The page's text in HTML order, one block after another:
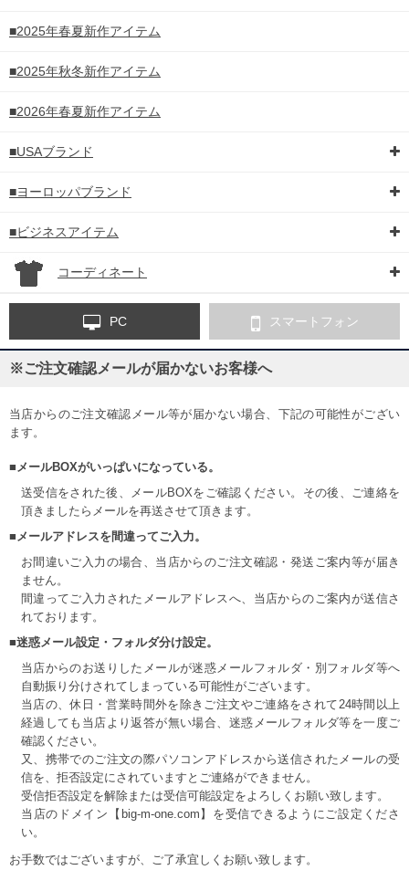
■2025年春夏新作アイテム
■2025年秋冬新作アイテム
■2026年春夏新作アイテム
■USAブランド
■ヨーロッパブランド
■ビジネスアイテム
コーディネート
PC スマートフォン
※ご注文確認メールが届かないお客様へ
当店からのご注文確認メール等が届かない場合、下記の可能性がござい
ます。
■メールBOXがいっぱいになっている。
送受信をされた後、メールBOXをご確認ください。その後、ご連絡を
頂きましたらメールを再送させて頂きます。
■メールアドレスを間違ってご入力。
お間違いご入力の場合、当店からのご注文確認・発送ご案内等が届き
ません。
間違ってご入力されたメールアドレスへ、当店からのご案内が送信さ
れております。
■迷惑メール設定・フォルダ分け設定。
当店からのお送りしたメールが迷惑メールフォルダ・別フォルダ等へ
自動振り分けされてしまっている可能性がございます。
当店の、休日・営業時間外を除きご注文やご連絡をされて24時間以上
経過しても当店より返答が無い場合、迷惑メールフォルダ等を一度ご
確認ください。
又、携帯でのご注文の際パソコンアドレスから送信されたメールの受
信を、拒否設定にされていますとご連絡ができません。
受信拒否設定を解除または受信可能設定をよろしくお願い致します。
当店のドメイン【big-m-one.com】を受信できるようにご設定くださ
い。
お手数ではございますが、ご了承宜しくお願い致します。